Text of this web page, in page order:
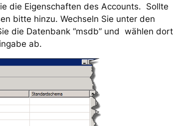
die Eigenschaften des Accounts. Sollte
bitte hinzu. Wechseln Sie unter den
die Datenbank “msdb” und wählen dort
ab.